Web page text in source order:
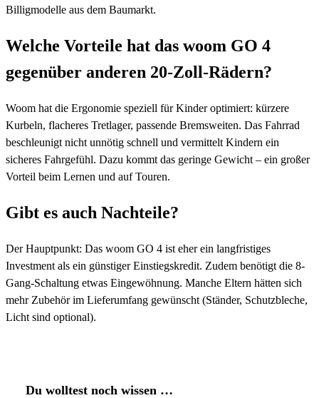
Billigmodelle aus dem Baumarkt.
Welche Vorteile hat das woom GO 4
gegenüber anderen 20-Zoll-Rädern?
Woom hat die Ergonomie speziell für Kinder optimiert: kürzere
Kurbeln, flacheres Tretlager, passende Bremsweiten. Das Fahrrad
beschleunigt nicht unnötig schnell und vermittelt Kindern ein
sicheres Fahrgefühl. Dazu kommt das geringe Gewicht – ein großer
Vorteil beim Lernen und auf Touren.
Gibt es auch Nachteile?
Der Hauptpunkt: Das woom GO 4 ist eher ein langfristiges
Investment als ein günstiger Einstiegskredit. Zudem benötigt die 8-
Gang-Schaltung etwas Eingewöhnung. Manche Eltern hätten sich
mehr Zubehör im Lieferumfang gewünscht (Ständer, Schutzbleche,
Licht sind optional).
Du wolltest noch wissen …